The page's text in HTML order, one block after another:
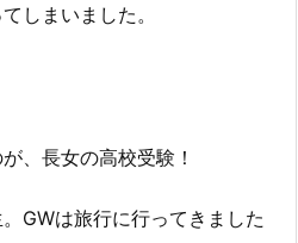
しまいました。
、長女の高校受験！
GWは旅行に行ってきました